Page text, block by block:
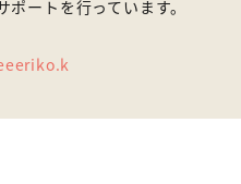
ポートを行っています。